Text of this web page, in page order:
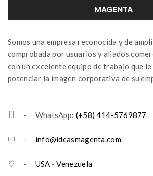
MAGENTA
Somos una empresa reconocida y de
comprobada por usuarios y aliados
con un excelente equipo de trabajo que
potenciar la imagen corporativa de su
- WhatsApp: (+58) 414-5769877
- info@ideasmagenta.com
- USA -Venezuela